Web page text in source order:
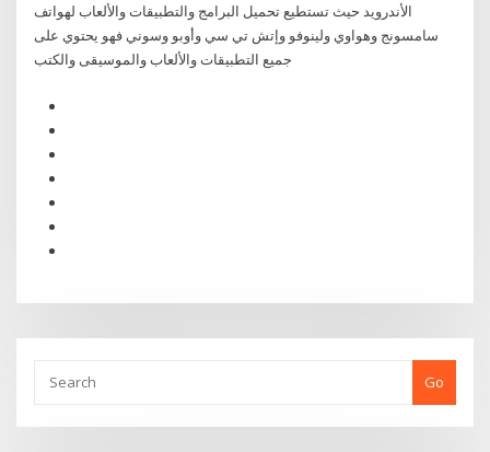
الأندرويد حيث تستطيع تحميل البرامج والتطبيقات والألعاب لهواتف
سامسونج وهواوي ولينوفو وإتش تي سي وأوبو وسوني فهو يحتوي على
جميع التطبيقات والألعاب والموسيقى والكتب
Go